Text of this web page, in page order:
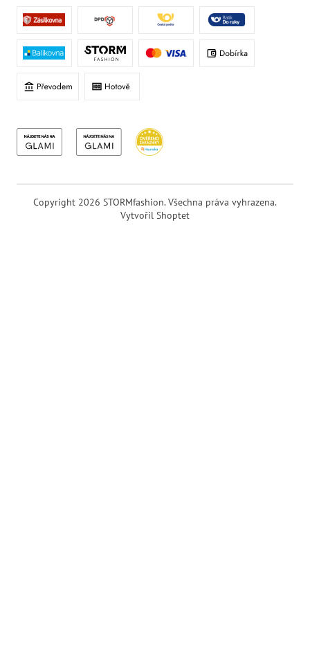
Vytvořil Shoptet
Copyright 2026 STORMfashion. Všechna práva vyhrazena.